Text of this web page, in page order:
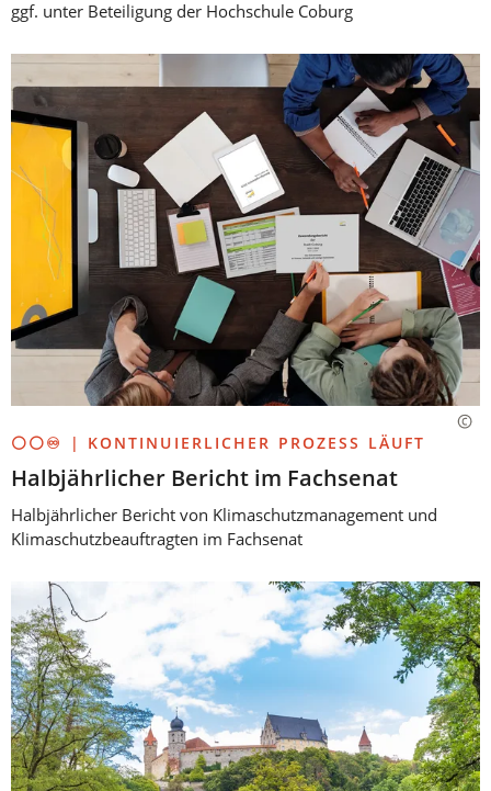
ggf. unter Beteiligung der Hochschule Coburg
⚪⚪♾️ | KONTINUIERLICHER PROZESS LÄUFT
Halbjährlicher Bericht im Fachsenat
Halbjährlicher Bericht von Klimaschutzmanagement und
Klimaschutzbeauftragten im Fachsenat